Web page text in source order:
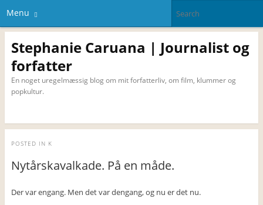
Menu
Stephanie Caruana | Journalist og
forfatter
En noget uregelmæssig blog om mit forfatterliv, om film, klummer og
popkultur.
POSTED IN K
Nytårskavalkade. På en måde.
Der var engang. Men det var dengang, og nu er det nu.